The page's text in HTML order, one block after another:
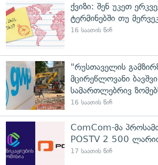
ქვიზი: შენ უკეთ
ტერმინებში თუ
16 საათის წინ
"რუსთაველის
მცირეწლოვანი
სამართლებრივ
16 საათის წინ
ComCom-მა
POSTV 2 500
17 საათის წინ